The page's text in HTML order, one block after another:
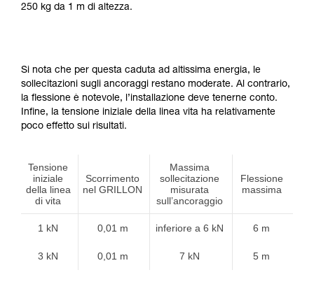
250 kg da 1 m di altezza.
Si nota che per questa caduta ad altissima energia, le
sollecitazioni sugli ancoraggi restano moderate. Al contrario,
la flessione è notevole, l’installazione deve tenerne conto.
Infine, la tensione iniziale della linea vita ha relativamente
poco effetto sui risultati.
Tensione
iniziale
della linea
di vita
Scorrimento
nel GRILLON
Massima
sollecitazione
misurata
sull’ancoraggio
Flessione
massima
1 kN 0,01 m inferiore a 6 kN 6 m
3 kN 0,01 m 7 kN 5 m